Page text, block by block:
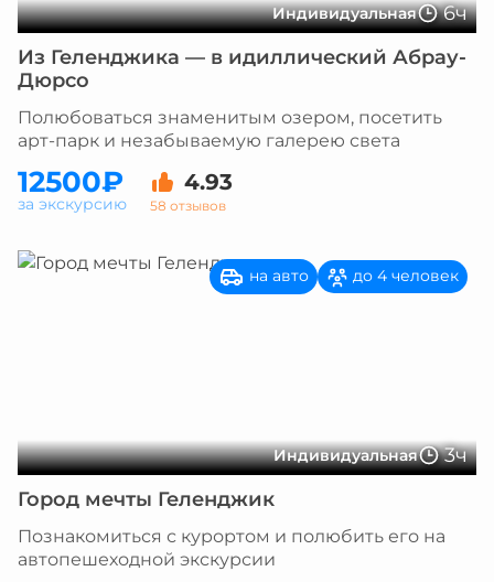
Индивидуальная 6ч
Из Геленджика — в идиллический Абрау-
Дюрсо
Полюбоваться знаменитым озером, посетить
арт-парк и незабываемую галерею света
12500₽ 4.93
58 отзывов
за экскурсию
Индивидуальная 3ч
на авто до 4 человек
Город мечты Геленджик
Познакомиться с курортом и полюбить его на
автопешеходной экскурсии